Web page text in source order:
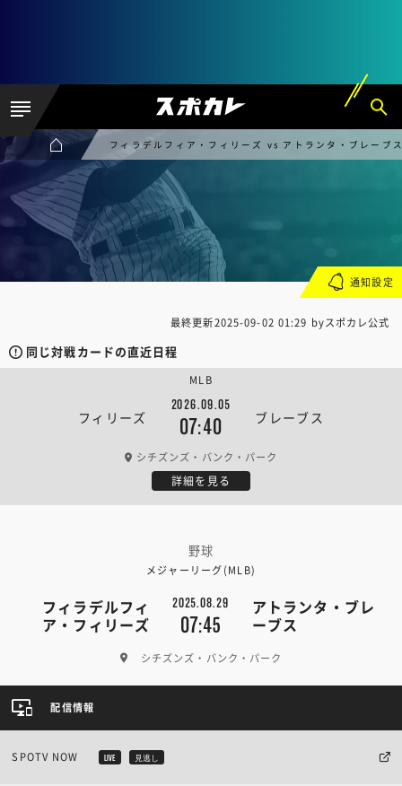
フィラデルフィア・フィリーズ vs アトランタ・ブレーブ
最終更新2025-09-02 01:29 byスポカレ公式
同じ対戦カードの直近日程
フィリーズ
2026.09.05
07:40 ブレーブス
MLB
シチズンズ・バンク・パーク
詳細を見る
野球
メジャーリーグ(MLB)
フィラデルフィ
ア・フィリーズ
2025.08.29
07:45
アトランタ・ブレ
ーブス
シチズンズ・バンク・パーク
通知設定
配信情報
SPOTV NOW LIVE 見逃し